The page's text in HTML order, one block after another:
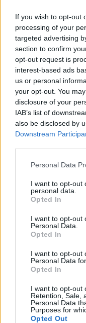
If you wish to opt-out
processing of your
targeted advertising
section to confirm
opt-out request is
interest-based ads
us or personal
your opt-out. You
disclosure of your
IAB’s list of
also be disclosed by
Downstream
Personal Data
I want to opt-out
personal data.
Opted In
I want to opt-out
Personal Data.
Opted In
I want to opt-out
Personal Data
Opted In
I want to opt-out
Retention, Sale,
Personal Data
Purposes for
Opted Out
Θέσεις εργασίας
Όλες οι Θέσεις
Θέσεις Εργασίας ανά
Θέσεις Εργασίας ανά
Υπηρεσίες
Συμβουλές Καριέρας
HR corner
Περιγραφές Θέσεων
Ερωτήσεις